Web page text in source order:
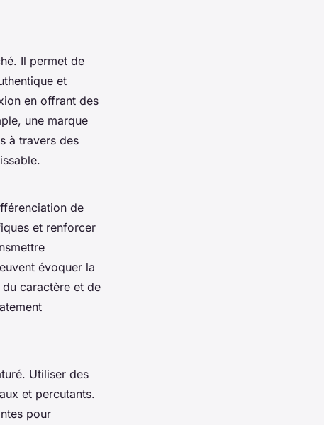
Il permet de
et
en offrant des
une marque
à travers des
de
et renforcer
évoquer la
caractère et de
Utiliser des
et percutants.
pour